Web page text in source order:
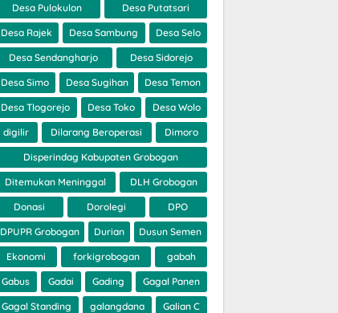
Desa Pulokulon Desa Putatsari
Desa Rajek Desa Sambung Desa Selo
Desa Sendangharjo Desa Sidorejo
Desa Simo Desa Sugihan Desa Temon
Desa Tlogorejo Desa Toko Desa Wolo
digilir Dilarang Beroperasi Dimoro
Disperindag Kabupaten Grobogan
Ditemukan Meninggal DLH Grobogan
Donasi Dorolegi DPO
DPUPR Grobogan Durian Dusun Semen
Ekonomi forkigrobogan gabah
Gabus Gadai Gading Gagal Panen
Gagal Standing galangdana Galian C